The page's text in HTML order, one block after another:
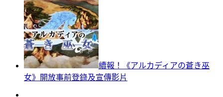
續報！《アルカディアの蒼き巫
女》開放事前登錄及宣傳影片